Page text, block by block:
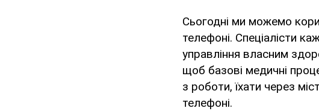
Сьогодні ми можемо
телефоні. Спеціалісти
управління власним
щоб базові медичні
з роботи, їхати через
телефоні.